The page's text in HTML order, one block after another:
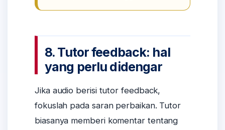
8. Tutor feedback: hal
yang perlu didengar
Jika audio berisi tutor feedback,
fokuslah pada saran perbaikan. Tutor
biasanya memberi komentar tentang